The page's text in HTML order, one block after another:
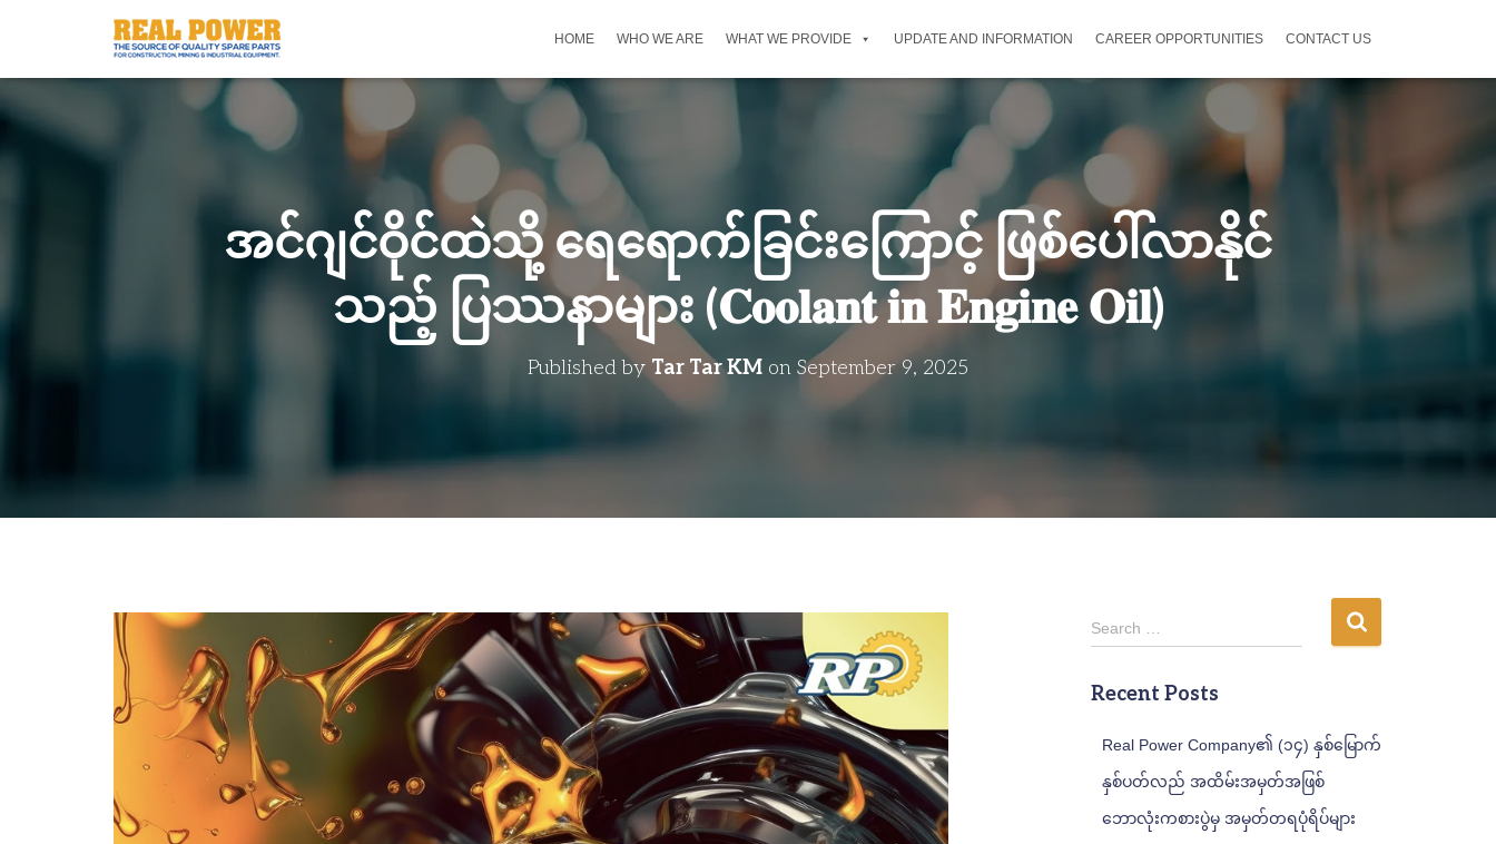
HOME WHO WE ARE WHAT WE PROVIDE UPDATE AND INFORMATION CAREER OPPORTUNITIES CONTACT US
အင်ဂျင်ဝိုင်ထဲသို့ ရေရောက်ခြင်းကြောင့် ဖြစ်ပေါ်လာနိုင်
သည့် ပြဿနာများ (𝐂𝐨𝐨𝐥𝐚𝐧𝐭 𝐢𝐧 𝐄𝐧𝐠𝐢𝐧𝐞 𝐎𝐢𝐥)
Published by Tar Tar KM on September 9, 2025
S
e
r
Search …
Recent Posts
Real Power Company၏ (၁၄) နှစ်မြောက်
နှစ်ပတ်လည် အထိမ်းအမှတ်အဖြစ်
ဘောလုံးကစားပွဲမှ အမှတ်တရပုံရိပ်များ